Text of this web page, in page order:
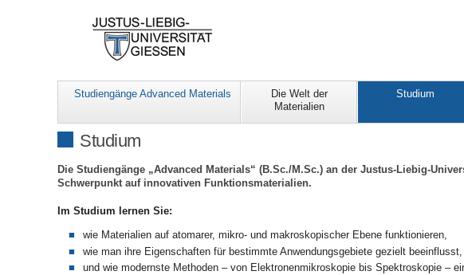
Studiengänge Advanced Materials
Die Welt der
Materialien
Studium
Studium
Die Studiengänge „Advanced Materials“ (B.Sc./M.Sc.) an der Justus-Liebig-
Schwerpunkt auf innovativen Funktionsmaterialien.
Im Studium lernen Sie:
wie Materialien auf atomarer, mikro- und makroskopischer Ebene funktionieren,
wie man ihre Eigenschaften für bestimmte Anwendungsgebiete gezielt beeinflusst,
und wie modernste Methoden – von Elektronenmikroskopie bis Spektroskopie –